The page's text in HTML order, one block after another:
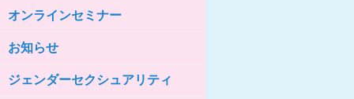
ス No.82
女性の家HELP ネットワークニュー
ス No.81
オンラインセミナー
お知らせ
ジェンダーセクシュアリティ